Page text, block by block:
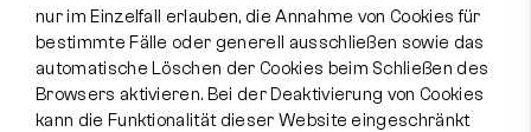
nur im Einzelfall erlauben, die Annahme von Cookies für
bestimmte Fälle oder generell ausschließen sowie das
automatische Löschen der Cookies beim Schließen des
Browsers aktivieren. Bei der Deaktivierung von Cookies
kann die Funktionalität dieser Website eingeschränkt